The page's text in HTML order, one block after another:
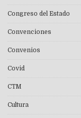
Congreso del Estado
Convenciones
Convenios
Covid
CTM
Cultura